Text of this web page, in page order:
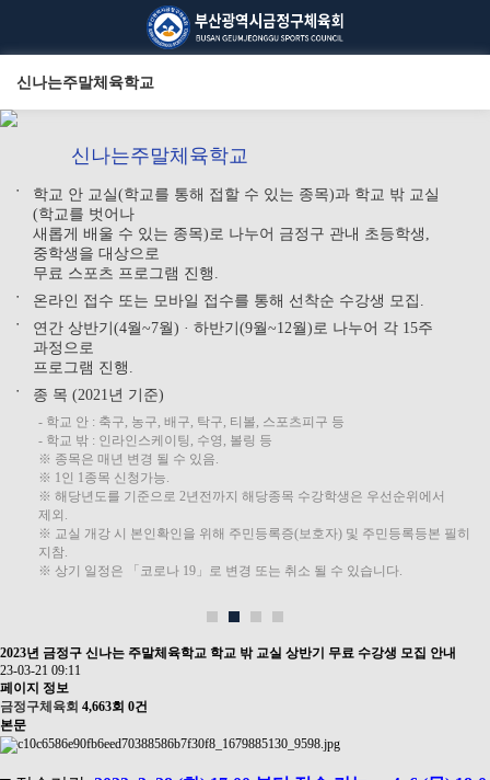
신나는주말체육학교
신나는주말체육학교
●
학교 안 교실(학교를 통해 접할 수 있는 종목)과 학교 밖 교실
(학교를 벗어나
새롭게 배울 수 있는 종목)로 나누어 금정구 관내 초등학생,
중학생을 대상으로
무료 스포츠 프로그램 진행.
● 온라인 접수 또는 모바일 접수를 통해 선착순 수강생 모집.
●
연간 상반기(4월~7월) · 하반기(9월~12월)로 나누어 각 15주
과정으로
프로그램 진행.
● 종 목 (2021년 기준)
- 학교 안 : 축구, 농구, 배구, 탁구, 티볼, 스포츠피구 등
- 학교 밖 : 인라인스케이팅, 수영, 볼링 등
※ 종목은 매년 변경 될 수 있음.
※ 1인 1종목 신청가능.
※ 해당년도를 기준으로 2년전까지 해당종목 수강학생은 우선순위에서
제외.
※ 교실 개강 시 본인확인을 위해 주민등록증(보호자) 및 주민등록등본 필히
지참.
※ 상기 일정은 「코로나 19」로 변경 또는 취소 될 수 있습니다.
2023년 금정구 신나는 주말체육학교 학교 밖 교실 상반기 무료 수강생 모집 안내
23-03-21 09:11
페이지 정보
금정구체육회 4,663회 0건
본문